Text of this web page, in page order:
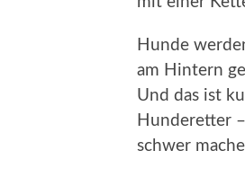
Hunde
am Hintern
Und das ist
Hunderetter
schwer